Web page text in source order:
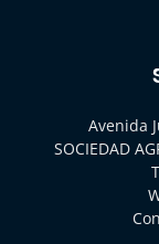
Avenida
SOCIEDAD